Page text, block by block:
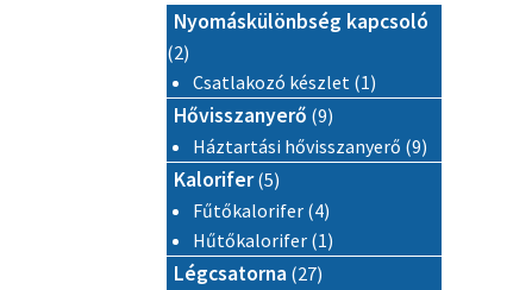
Nyomáskülönbség kapcsoló
22 termék
Csatlakozó készlet 11 termék
Hővisszanyerő 99 termék
Háztartási hővisszanyerő 99 termék
Kalorifer 55 termék
Fűtőkalorifer 44 termék
Hűtőkalorifer 11 termék
Légcsatorna 2727 termék